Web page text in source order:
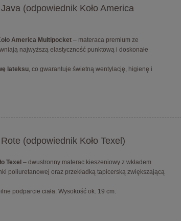
(odpowiednik Koło America
America Multipocket– materaca premium ze
najwyższą elastyczność punktową i doskonałe
lateksu, co gwarantuje świetną wentylację, higienę i
(odpowiednik Koło Texel)
Texel – dwustronny materac kieszeniowy z wkładem
poliuretanowej oraz przekładką tapicerską zwiększającą
podparcie ciała. Wysokość ok. 19 cm.